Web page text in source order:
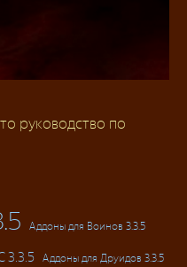
руководство по
Аддоны для Воинов 3.3.5
3.3.5 Аддоны для Друидов 3.3.5